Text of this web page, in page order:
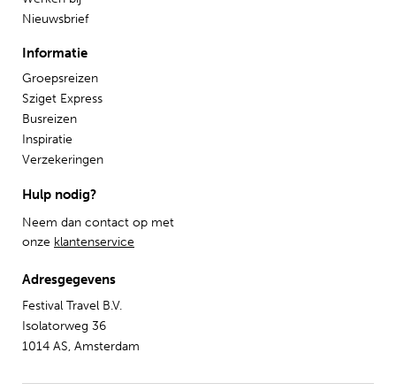
Nieuwsbrief
Informatie
Groepsreizen
Sziget Express
Busreizen
Inspiratie
Verzekeringen
Hulp nodig?
Neem dan contact op met
onze klantenservice
Adresgegevens
Festival Travel B.V.
Isolatorweg 36
1014 AS, Amsterdam